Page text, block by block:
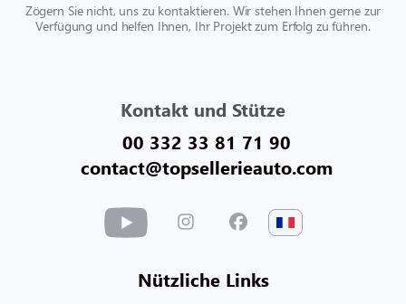
Zögern Sie nicht, uns zu kontaktieren. Wir stehen Ihnen gerne zur
Verfügung und helfen Ihnen, Ihr Projekt zum Erfolg zu führen.
Kontakt und Stütze
00 332 33 81 71 90
contact@topsellerieauto.com
Nützliche Links